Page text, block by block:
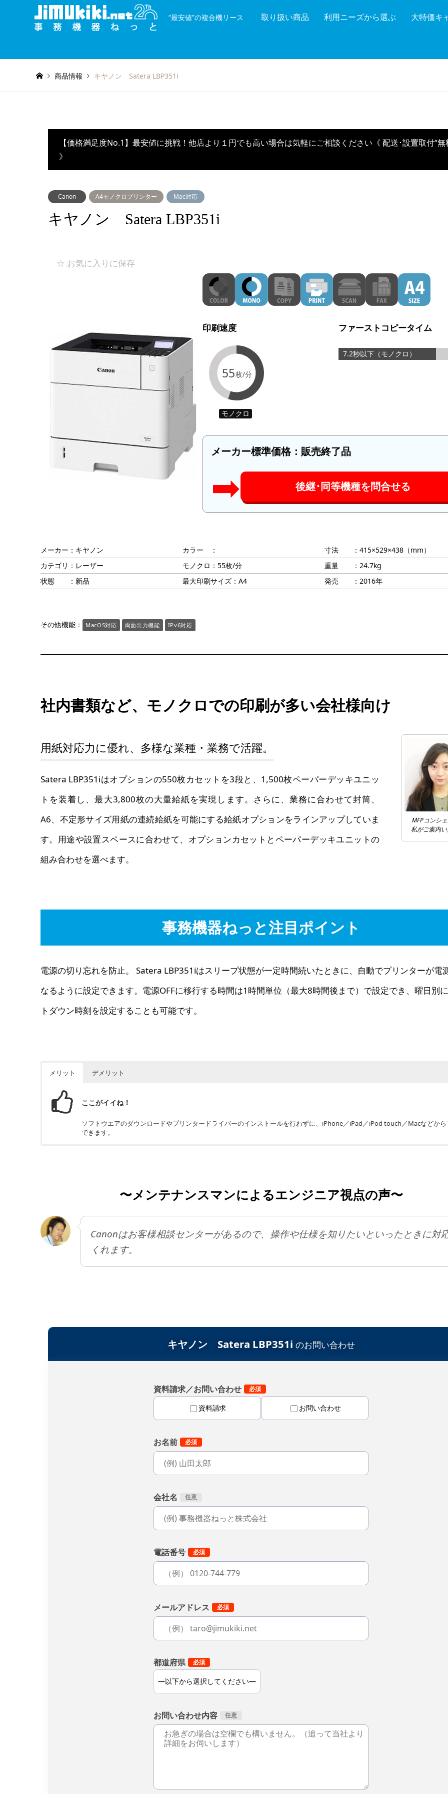
“最安値”の複合機リース 取り扱い商品 利用ニーズから選ぶ 大特価キ
商品情報 キヤノン Satera LBP351i
【価格満足度No.1】最安値に挑戦！他店より１円でも高い場合は気軽にご相談ください《 配送･設置取付“無
》
Canon A4モノクロプリンター Mac対応
キヤノン Satera LBP351i
☆ お気に入りに保存
印刷速度
55枚/分
モノクロ
ファーストコピータイム
7.2秒以下（モノクロ）
メーカー標準価格： 販売終了品
➡︎ 後継･同等機種を問合せる
メーカー：キヤノン カラー ：
寸法 ：415×529×438（mm）
カテゴリ：レーザー
モノクロ：55枚/分
重量 ：24.7kg
状態 ：新品
最大印刷サイズ：A4 発売 ：2016年
その他機能： MacOS対応 両面出力機能 IPv6対応
社内書類など、モノクロでの印刷が多い会社様向け
用紙対応力に優れ、多様な業種・業務で活躍。
MFPコンシ
私がご案内
Satera LBP351iはオプションの550枚カセットを3段と、1,500枚ペーパーデッキユニッ
トを装着し、最大3,800枚の大量給紙を実現します。さらに、業務に合わせて封筒、
A6、不定形サイズ用紙の連続給紙を可能にする給紙オプションをラインアップしていま
す。用途や設置スペースに合わせて、オプションカセットとペーパーデッキユニットの
組み合わせを選べます。
事務機器ねっと注目ポイント
電源の切り忘れを防止。 Satera LBP351iはスリープ状態が一定時間続いたときに、自動でプリンターが電
なるように設定できます。電源OFFに移行する時間は1時間単位（最大8時間後まで）で設定でき、曜日別
トダウン時刻を設定することも可能です。
メリット デメリット
ここがイイね！
ソフトウエアのダウンロードやプリンタードライバーのインストールを行わずに、iPhone／iPad／iPod touch／Macなどから
できます。
〜メンテナンスマンによるエンジニア視点の声〜
Canonはお客様相談センターがあるので、操作や仕様を知りたいといったときに対
くれます。
キヤノン Satera LBP351i のお問い合わせ
資料請求／お問い合わせ
資料請求 お問い合わせ
お名前
会社名
電話番号
メールアドレス
都道府県
お問い合わせ内容